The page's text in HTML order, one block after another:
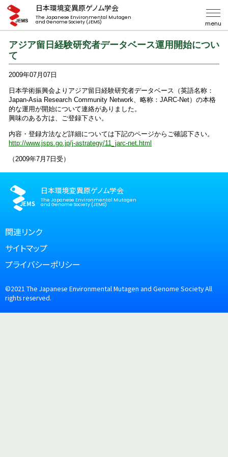
日本環境変異原ゲノム学会
The Japanese Environmental Mutagen
and Genome Society (JEMS) menu
アジア留日経験研究者データベース運用開始につい
て
2009年07月07日
日本学術振興会よりアジア留日経験研究者データベース（英語名称：
Japan-Asia Research Community Network、略称：JARC-Net）の本格
的な運用が開始について連絡がありました。
興味のある方は、ご登録下さい。
内容・登録方法など詳細については下記のページからご確認下さい。
http://www.jsps.go.jp/j-astrategy/11_jarc-net.html
（2009年7月7日受）
日本環境変異原ゲノム学会
The Japanese Environmental Mutagen
and Genome Society (JEMS)
関連リンク
サイトマップ
プライバシーポリシー
©2021 The Japanese Environmental Mutagen and Genome Society All
rights reserved.